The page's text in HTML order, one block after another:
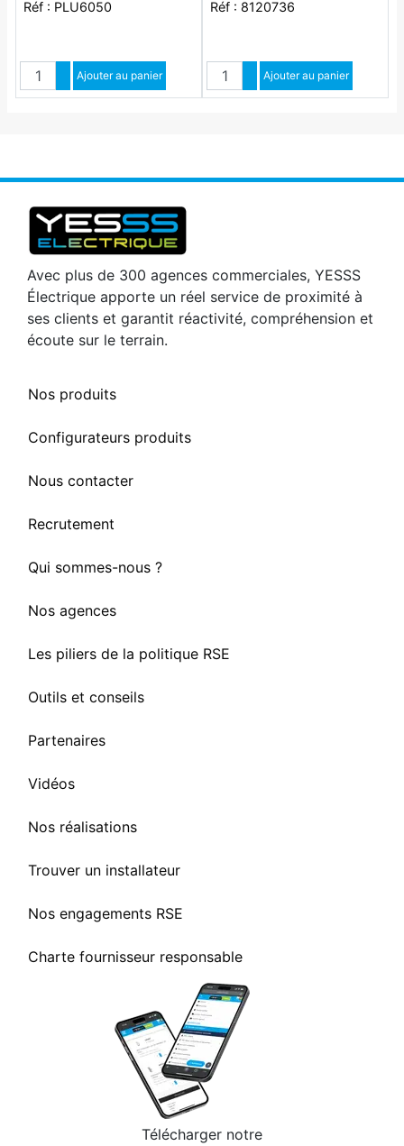
Réf : PLU6050
QuantitéAugmenter quantité
Diminuer quantité
Ajouter au panier
Réf : 8120736
QuantitéAugmenter quantité
Diminuer quantité
Ajouter au panier
Avec plus de 300 agences commerciales, YESSS
Électrique apporte un réel service de proximité à
ses clients et garantit réactivité, compréhension et
écoute sur le terrain.
Nos produits
Configurateurs produits
Nous contacter
Recrutement
Qui sommes-nous ?
Nos agences
Les piliers de la politique RSE
Outils et conseils
Partenaires
Vidéos
Nos réalisations
Trouver un installateur
Nos engagements RSE
Charte fournisseur responsable
Télécharger notre